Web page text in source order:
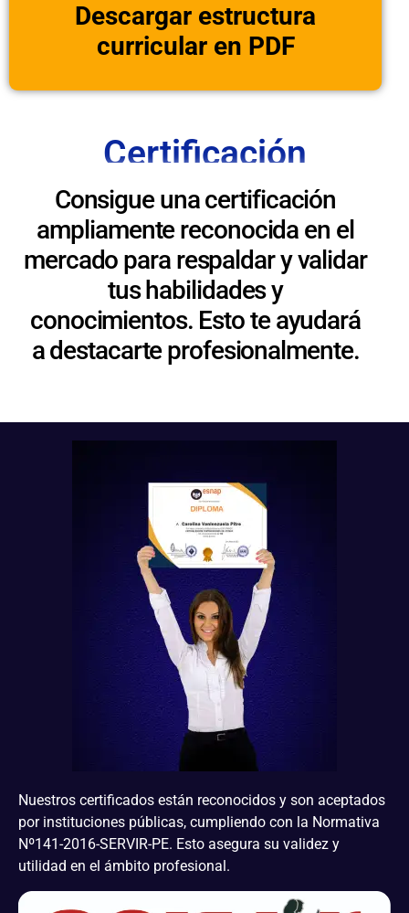
Descargar estructura
curricular en PDF
Certificación
Consigue una certificación
ampliamente reconocida en el
mercado para respaldar y validar
tus habilidades y
conocimientos. Esto te ayudará
a destacarte profesionalmente.
Nuestros certificados están reconocidos y son aceptados
por instituciones públicas, cumpliendo con la Normativa
Nº141-2016-SERVIR-PE. Esto asegura su validez y
utilidad en el ámbito profesional.